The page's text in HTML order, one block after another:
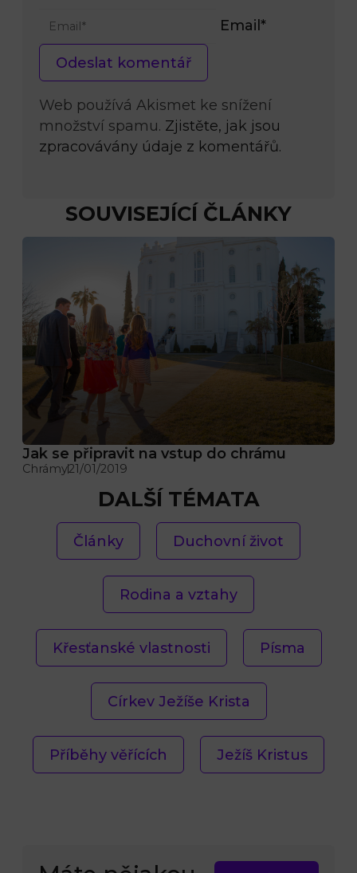
Email*
Web používá Akismet ke snížení
množství spamu. Zjistěte, jak jsou
zpracovávány údaje z komentářů.
SOUVISEJÍCÍ ČLÁNKY
Jak se připravit na vstup do chrámu
Chrámy21/01/2019
DALŠÍ TÉMATA
Články Duchovní život
Rodina a vztahy
Křesťanské vlastnosti Písma
Církev Ježíše Krista
Příběhy věřících Ježíš Kristus